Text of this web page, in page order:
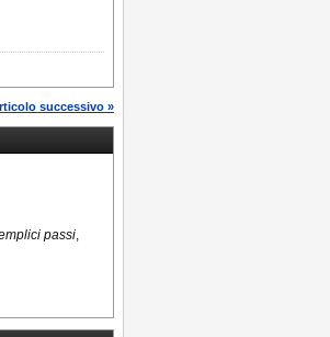
successivo »
passi,